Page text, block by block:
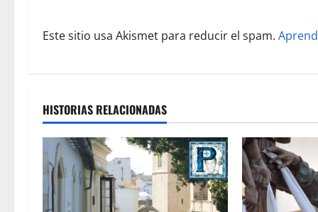
a
s
Este sitio usa Akismet para reducir el spam.
HISTORIAS RELACIONADAS